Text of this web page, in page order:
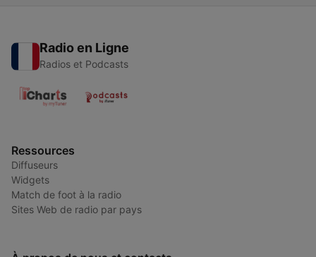
Radio en Ligne
Radios et Podcasts
Ressources
Diffuseurs
Widgets
Match de foot à la radio
Sites Web de radio par pays